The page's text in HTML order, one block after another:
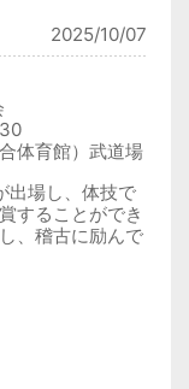
2025/10/07
体育館）武道場
出場し、体技で
することができ
、稽古に励んで